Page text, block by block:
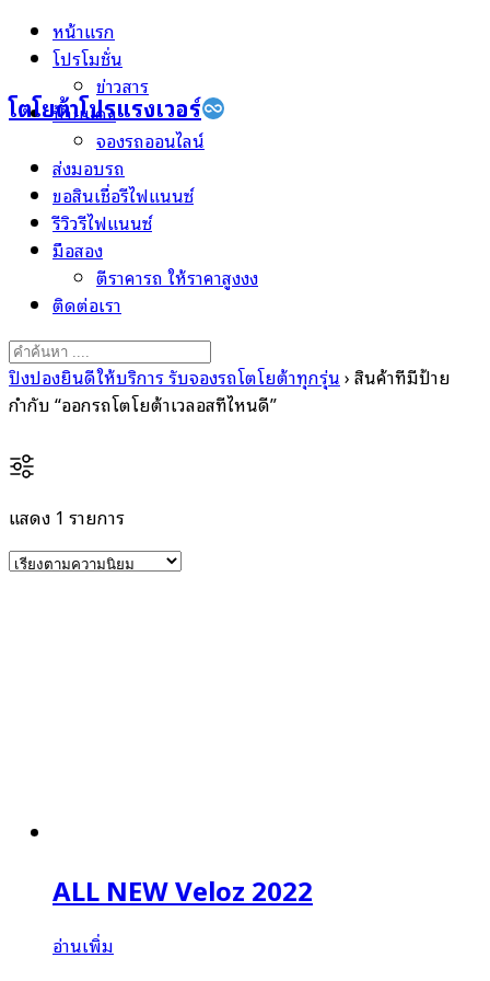
Skip
โตโยต้าโปรแรงเวอร์
หน้าแรก
โปรโมชั่น
ข่าวสาร
ป้ายแดง
จองรถออนไลน์
ส่งมอบรถ
ขอสินเชื่อรีไฟแนนซ์
รีวิวรีไฟแนนซ์
มือสอง
ตีราคารถ ให้ราคาสูงงง
ติดต่อเรา
Search
for:
ปิงปองยินดีให้บริการ รับจองรถโตโยต้าทุกรุ่น›สินค้าที่มีป้าย
กำกับ “ออกรถโตโยต้าเวลอสที่ไหนดี”
แสดง 1 รายการ
ALL NEW Veloz 2022
อ่านเพิ่ม